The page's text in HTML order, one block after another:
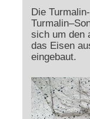
Die
sich um den
das Eisen
eingebaut.